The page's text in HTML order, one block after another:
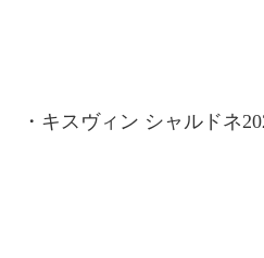
・キスヴィン シャルドネ